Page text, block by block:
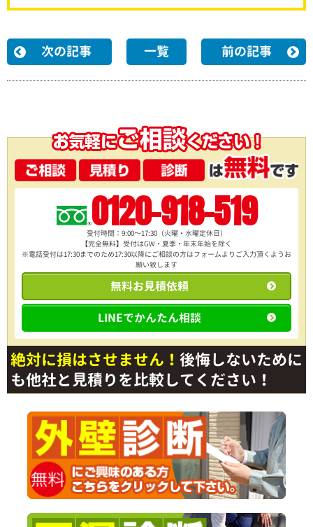
次の記事 一覧 前の記事
0120-918-519
受付時間：9:00～17:30（火曜・水曜定休日）
【完全無料】受付はGW・夏季・年末年始を除く
※電話受付は17:30までのため17:30以降にご相談の方はフォームよりご入力頂くようお
願い致します
無料お見積依頼
LINEでかんたん相談
絶対に損はさせません！ 後悔しないために
も他社と見積りを比較してください！